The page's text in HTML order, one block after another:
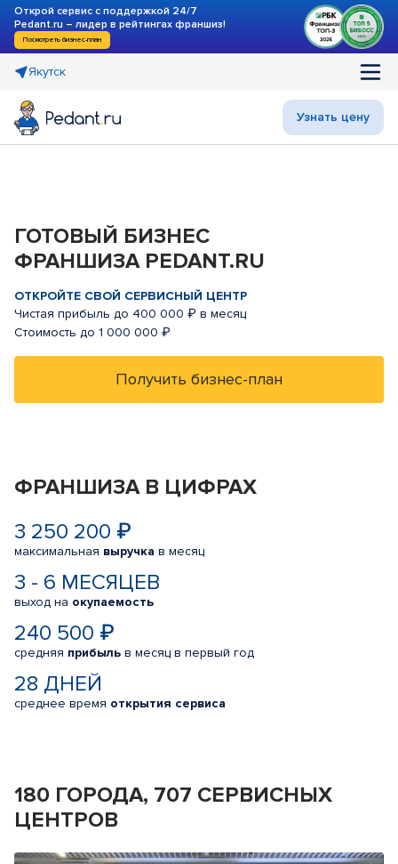
Открой сервис с поддержкой 24/7
Pedant.ru – лидер в рейтингах франшиз!
Посмотреть бизнес-план
Якутск
Узнать цену
ГОТОВЫЙ БИЗНЕС
ФРАНШИЗА PEDANT.RU
ОТКРОЙТЕ СВОЙ СЕРВИСНЫЙ ЦЕНТР
Чистая прибыль до 400 000 ₽ в месяц
Стоимость до 1 000 000 ₽
Получить бизнес-план
ФРАНШИЗА В ЦИФРАХ
3 250 200 ₽
максимальная выручка в месяц
3 - 6 МЕСЯЦЕВ
выход на окупаемость
240 500 ₽
средняя прибыль в месяц в первый год
28 ДНЕЙ
среднее время открытия сервиса
180 ГОРОДА, 707 СЕРВИСНЫХ
ЦЕНТРОВ